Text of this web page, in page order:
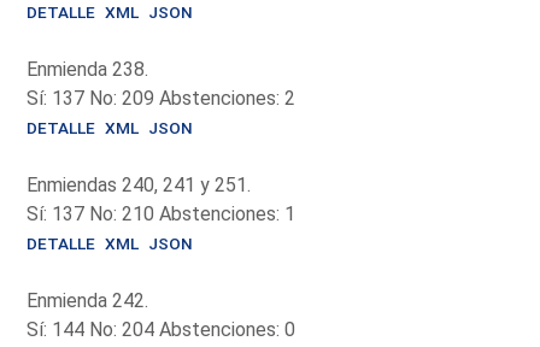
DETALLE XML JSON
Enmienda 238.
Sí: 137 No: 209 Abstenciones: 2
DETALLE XML JSON
Enmiendas 240, 241 y 251.
Sí: 137 No: 210 Abstenciones: 1
DETALLE XML JSON
Enmienda 242.
Sí: 144 No: 204 Abstenciones: 0